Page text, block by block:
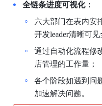
全链条进度可视化：
六大部门在表内安
开发leader清晰可见
通过自动化流程修
店管理的工作量；
各个阶段如遇到问
加速解决问题。